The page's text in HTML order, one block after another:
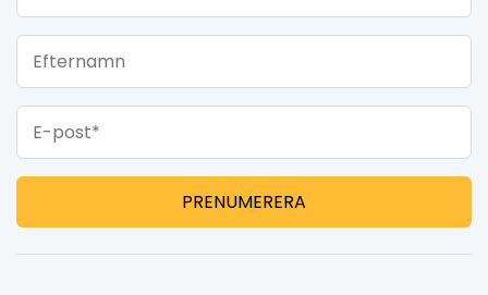
Efternamn